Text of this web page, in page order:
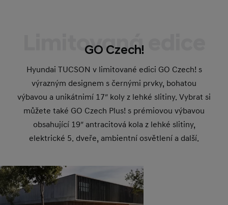
Limitovaná edice
GO Czech!
Hyundai TUCSON v limitované edici GO Czech! s
výrazným designem s černými prvky, bohatou
výbavou a unikátnimí 17″ koly z lehké slitiny. Vybrat si
můžete také GO Czech Plus! s prémiovou výbavou
obsahující 19″ antracitová kola z lehké slitiny,
elektrické 5. dveře, ambientní osvětlení a další.